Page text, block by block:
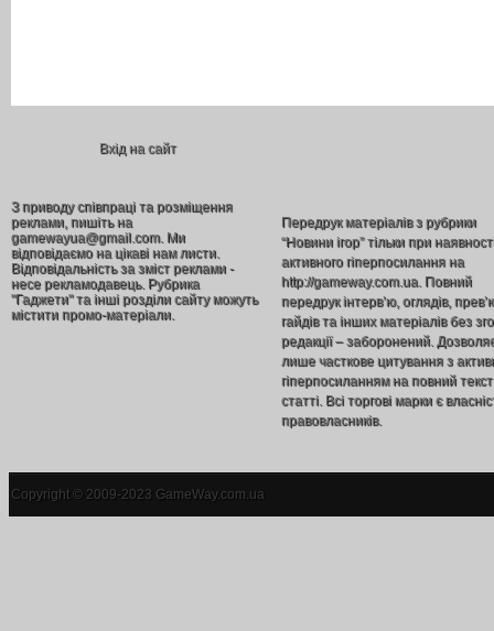
Вхід на сайт
З приводу співпраці та розміщення
реклами, пишіть на
gamewayua@gmail.com. Ми
відповідаємо на цікаві нам листи.
Відповідальність за зміст реклами -
несе рекламодавець. Рубрика
"Гаджети" та інші розділи сайту можуть
містити промо-матеріали.
Передрук матеріалів з рубрики
“Новини ігор” тільки при
активного гіперпосилання на
http://gameway.com.ua. Повний
передрук інтерв’ю, оглядів,
гайдів та інших матеріалів без
редакції – заборонений.
лише часткове цитування з
гіперпосиланням на повний текст
статті. Всі торгові марки є
правовласників.
Copyright © 2009-2023 GameWay.com.ua